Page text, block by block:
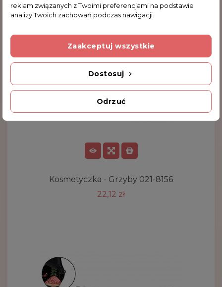
Kosmetyczka - Grzyby 021-8156
22,12 zł
reklam związanych z Twoimi preferencjami na podstawie
analizy Twoich zachowań podczas nawigacji.
Odrzuć
Dostosuj
Zaakceptuj wszystkie